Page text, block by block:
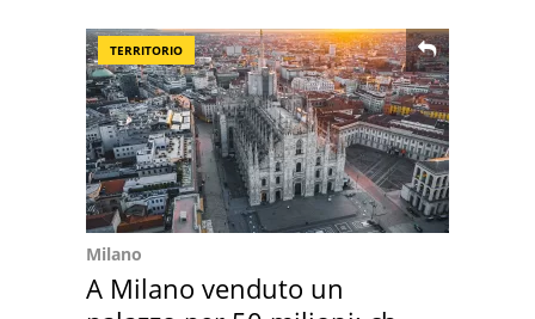
TERRITORIO
Milano
A Milano venduto un